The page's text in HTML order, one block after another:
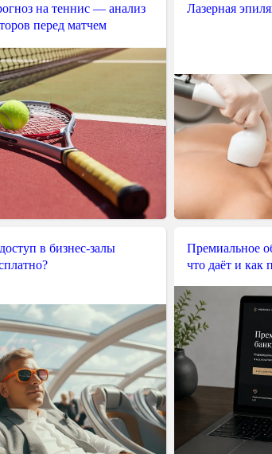
на теннис — анализ
перед матчем
Лазерная
в бизнес-залы
Премиальное
что даёт и как